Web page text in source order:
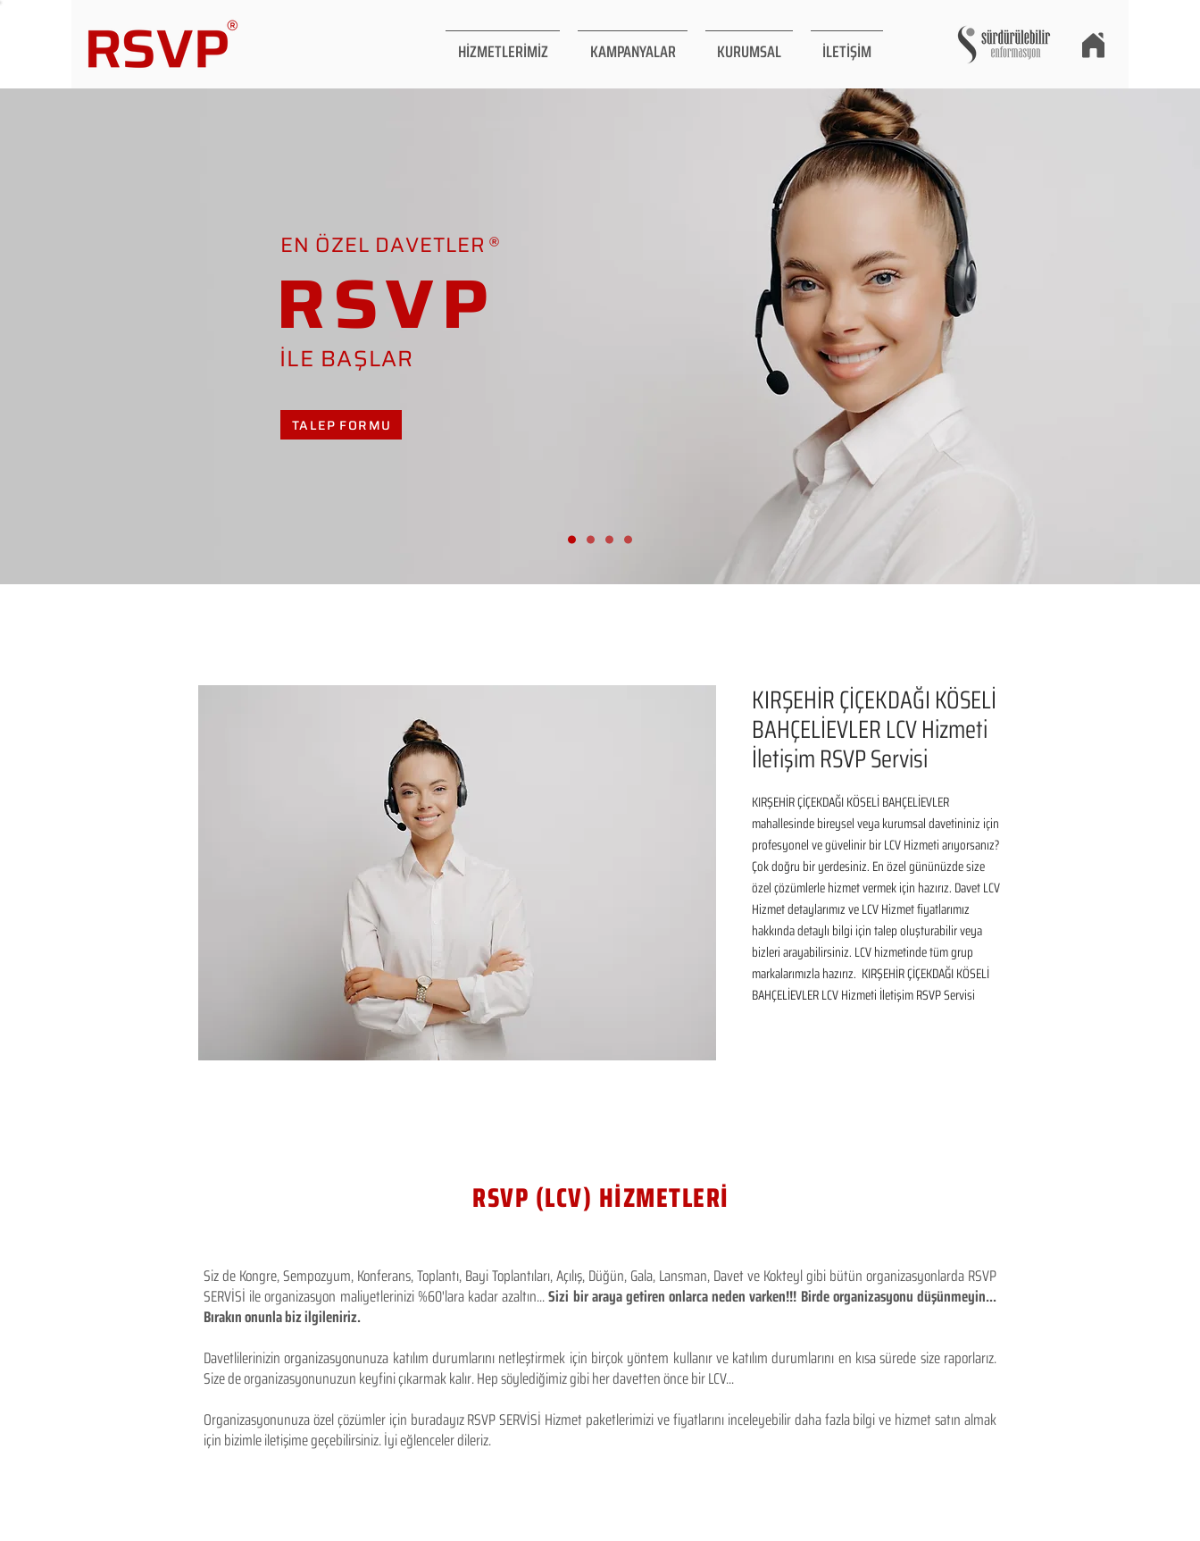
HİZMETLERİMİZ KAMPANYALAR KURUMSAL İLETİŞİM
EN ÖZEL DAVETLER
RSVP
İLE BAŞLAR
TALEP FORMU
KIRŞEHİR ÇİÇEKDAĞI KÖSELİ
BAHÇELİEVLER LCV Hizmeti
İletişim RSVP Servisi
KIRŞEHİR ÇİÇEKDAĞI KÖSELİ BAHÇELİEVLER
mahallesinde bireysel veya kurumsal davetininiz için
profesyonel ve güvelinir bir LCV Hizmeti arıyorsanız?
Çok doğru bir yerdesiniz. En özel gününüzde size
özel çözümlerle hizmet vermek için hazırız. Davet LCV
Hizmet detaylarımız ve LCV Hizmet fiyatlarımız
hakkında detaylı bilgi için talep oluşturabilir veya
bizleri arayabilirsiniz. LCV hizmetinde tüm grup
markalarımızla hazırız.  KIRŞEHİR ÇİÇEKDAĞI KÖSELİ
BAHÇELİEVLER LCV Hizmeti İletişim RSVP Servisi
RSVP (LCV) HİZMETLERİ
Siz de Kongre, Sempozyum, Konferans, Toplantı, Bayi Toplantıları, Açılış, Düğün, Gala, Lansman, Davet ve Kokteyl gibi bütün organizasyonlarda RSVP
SERVİSİ ile organizasyon maliyetlerinizi %60'lara kadar azaltın...Sizi bir araya getiren onlarca neden varken!!! Birde organizasyonu düşünmeyin...
Bırakın onunla biz ilgileniriz.
Davetlilerinizin organizasyonunuza katılım durumlarını netleştirmek için birçok yöntem kullanır ve katılım durumlarını en kısa sürede size raporlarız.
Size de organizasyonunuzun keyfini çıkarmak kalır. Hep söylediğimiz gibi her davetten önce bir LCV...
Organizasyonunuza özel çözümler için buradayız RSVP SERVİSİ Hizmet paketlerimizi ve fiyatlarını inceleyebilir daha fazla bilgi ve hizmet satın almak
için bizimle iletişime geçebilirsiniz. İyi eğlenceler dileriz.